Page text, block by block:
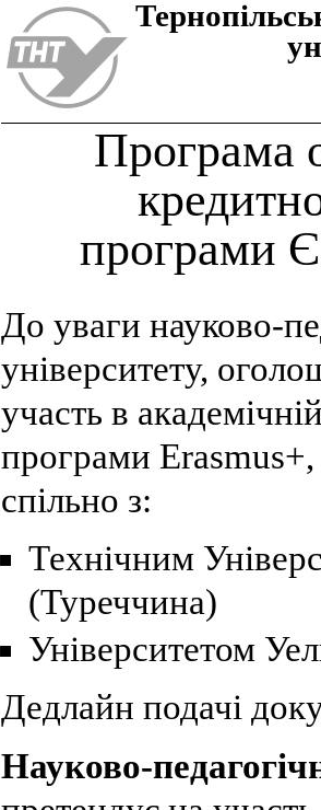
Програма
програми
До уваги науково-
університету,
участь в
програми
спільно з:
Технічним
(Туреччина)
Університетом
Дедлайн подачі
Науково-